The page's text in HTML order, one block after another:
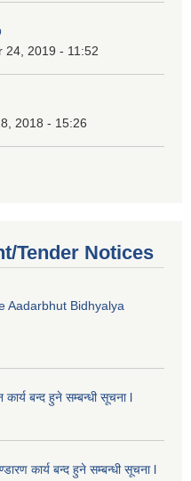
24, 2019 - 11:52
2018 - 15:26
Tender Notices
Aadarbhut Bidhyalya
बन्द हुने सम्बन्धी सूचना l
कार्य बन्द हुने सम्बन्धी सूचना l